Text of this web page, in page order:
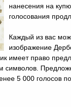
нанесения на
голосования
Каждый из вас
изображение
имеет право
символов.
5 000 голосов